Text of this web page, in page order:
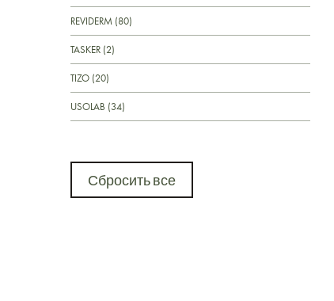
REVIDERM (80)
TASKER (2)
TIZO (20)
USOLAB (34)
Сбросить все